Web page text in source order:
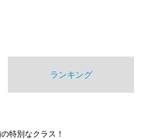
ランキング
特別なクラス！